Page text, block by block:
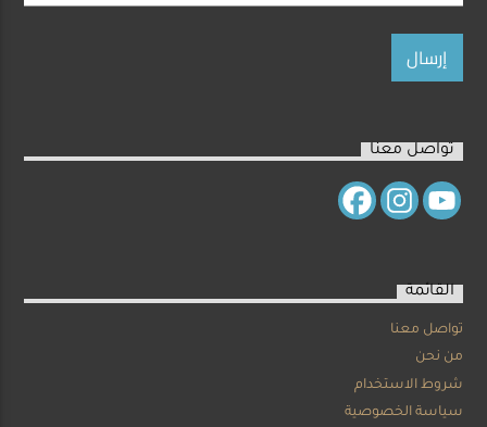
تواصل معنا
القائمة
تواصل معنا
من نحن
شروط الاستخدام
سياسة الخصوصية